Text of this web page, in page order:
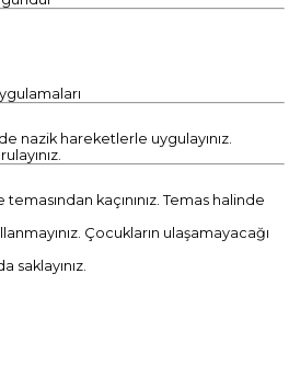
nazik hareketlerle uygulayınız.
kaçınınız. Temas halinde
Çocukların ulaşamayacağı
saklayınız.